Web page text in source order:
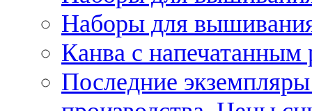
Наборы для
Канва с напечатанным
Последние